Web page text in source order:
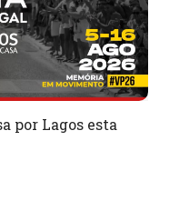
por Lagos esta